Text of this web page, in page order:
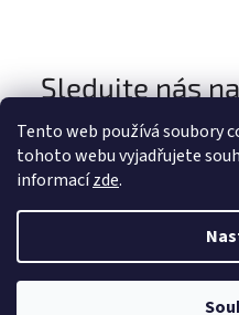
Tento web používá soubory
tohoto webu vyjadřujete
informacízde.
Sledujte nás
Zvířecí